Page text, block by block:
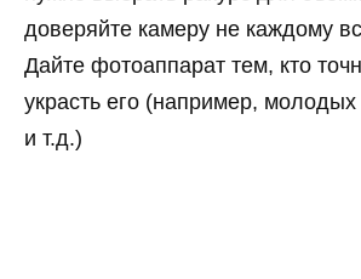
доверяйте камеру не каждому
Дайте фотоаппарат тем, кто
украсть его (например,
и т.д.)